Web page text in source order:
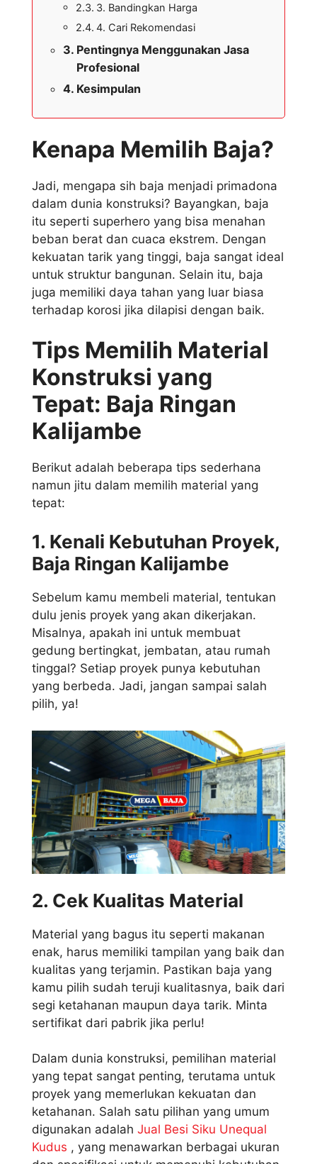
3. Bandingkan Harga
4. Cari Rekomendasi
Pentingnya Menggunakan Jasa
Profesional
Kesimpulan
Kenapa Memilih Baja?
Jadi, mengapa sih baja menjadi primadona
dalam dunia konstruksi? Bayangkan, baja
itu seperti superhero yang bisa menahan
beban berat dan cuaca ekstrem. Dengan
kekuatan tarik yang tinggi, baja sangat ideal
untuk struktur bangunan. Selain itu, baja
juga memiliki daya tahan yang luar biasa
terhadap korosi jika dilapisi dengan baik.
Tips Memilih Material
Konstruksi yang
Tepat: Baja Ringan
Kalijambe
Berikut adalah beberapa tips sederhana
namun jitu dalam memilih material yang
tepat:
1. Kenali Kebutuhan Proyek,
Baja Ringan Kalijambe
Sebelum kamu membeli material, tentukan
dulu jenis proyek yang akan dikerjakan.
Misalnya, apakah ini untuk membuat
gedung bertingkat, jembatan, atau rumah
tinggal? Setiap proyek punya kebutuhan
yang berbeda. Jadi, jangan sampai salah
pilih, ya!
2. Cek Kualitas Material
Material yang bagus itu seperti makanan
enak, harus memiliki tampilan yang baik dan
kualitas yang terjamin. Pastikan baja yang
kamu pilih sudah teruji kualitasnya, baik dari
segi ketahanan maupun daya tarik. Minta
sertifikat dari pabrik jika perlu!
Dalam dunia konstruksi, pemilihan material
yang tepat sangat penting, terutama untuk
proyek yang memerlukan kekuatan dan
ketahanan. Salah satu pilihan yang umum
digunakan adalah Jual Besi Siku Unequal
Kudus , yang menawarkan berbagai ukuran